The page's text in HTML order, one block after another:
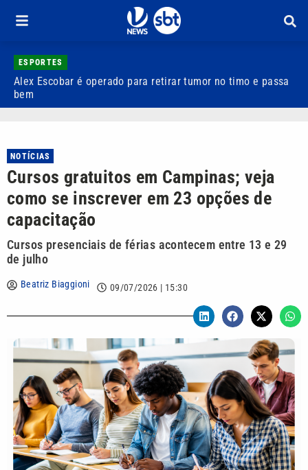
ESPORTES
Alex Escobar é operado para retirar tumor no timo e passa
bem
NOTÍCIAS
Cursos gratuitos em Campinas; veja
como se inscrever em 23 opções de
capacitação
Cursos presenciais de férias acontecem entre 13 e 29
de julho
Beatriz Biaggioni 09/07/2026 | 15:30